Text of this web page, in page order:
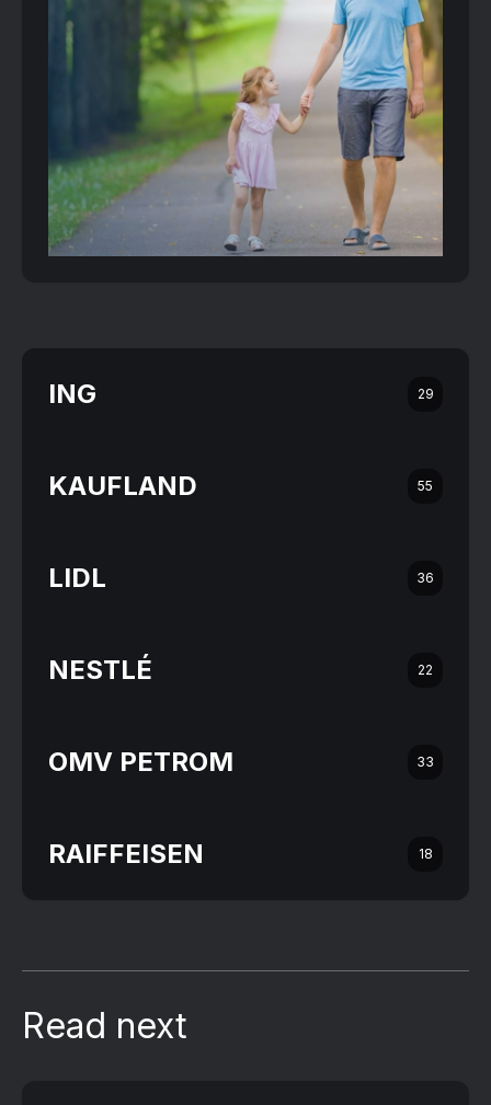
ING 29
KAUFLAND 55
LIDL 36
NESTLÉ 22
OMV PETROM 33
RAIFFEISEN 18
Read next